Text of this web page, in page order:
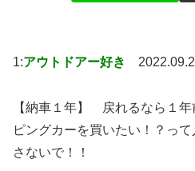
1:アウトドアー好き
【納車１年】 戻れるなら１
ピングカーを買いたい！？っ
さないで！！